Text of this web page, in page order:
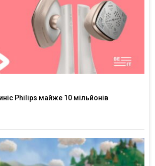
Philips майже 10 мільйонів